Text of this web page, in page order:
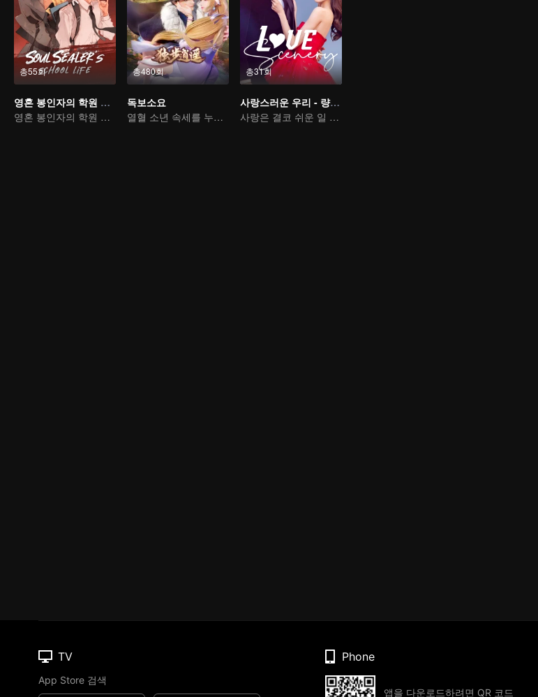
총55회
영혼 봉인자의 학원 생활 (가로 버전)
영혼 봉인자의 학원 생활
총480회
독보소요
열혈 소년 속세를 누비다
총31회
사랑스러운 우리 - 량신미경호시광
사랑은 결코 쉬운 일 아니야
TV
App Store 검색
Phone
앱을 다운로드하려면 QR 코드